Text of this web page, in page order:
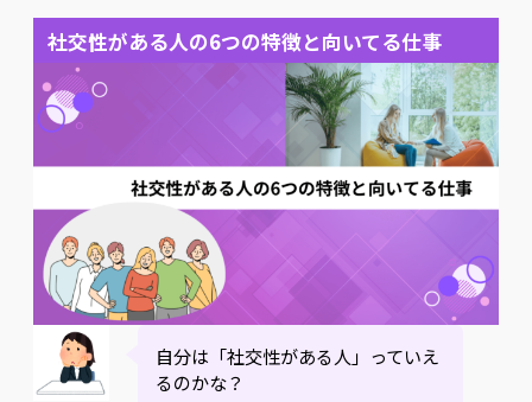
社交性がある人の6つの特徴と向いてる仕事
自分は「社交性がある人」っていえ
るのかな？